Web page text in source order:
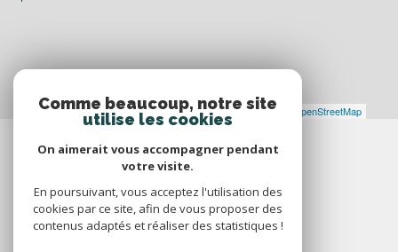
Leaflet|©JawgMaps| © OpenStreetMap
Comme beaucoup, notre site
utilise les cookies
On aimerait vous accompagner pendant
votre visite.
En poursuivant, vous acceptez l'utilisation des
cookies par ce site, afin de vous proposer des
contenus adaptés et réaliser des statistiques !